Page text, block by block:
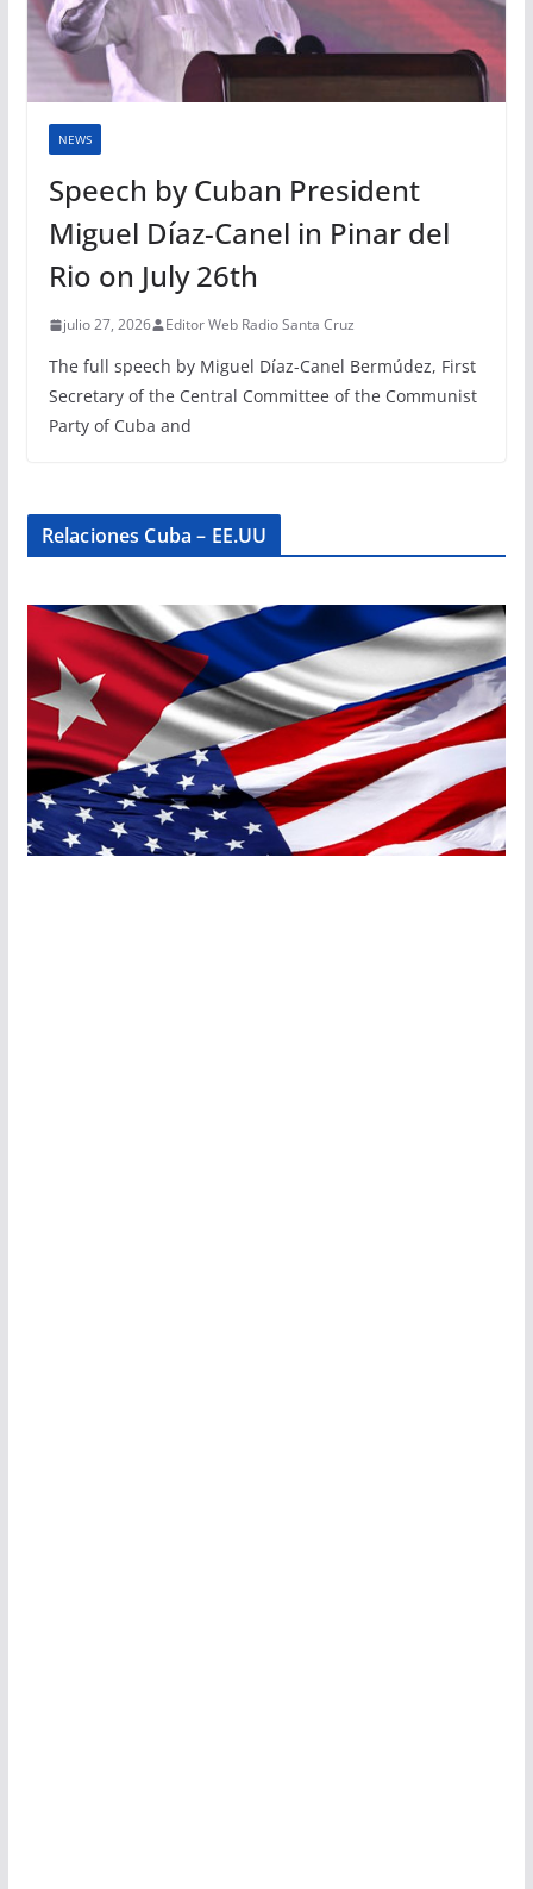
NEWS
Speech by Cuban President
Miguel Díaz-Canel in Pinar del
Rio on July 26th
julio 27, 2026 Editor Web Radio Santa Cruz
The full speech by Miguel Díaz-Canel Bermúdez, First
Secretary of the Central Committee of the Communist
Party of Cuba and
Relaciones Cuba – EE.UU